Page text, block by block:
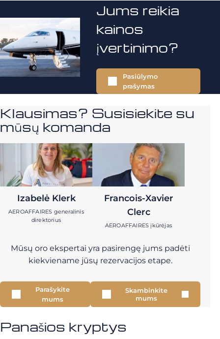
Jums reikia
kainos
įvertinimo?
Pasiūlymo
prašymas
Klausimas? Susisiekite su
mūsų komanda
Izabelė Klerk
AEROAFFAIRES generalinis
direktorius
Francois-Xavier
Clerc
AEROAFFAIRES įkūrėjas
Mūsų oro ekspertai yra pasirengę jums padėti
kiekviename jūsų rezervacijos etape.
Parašykite
mums
Skambinkite
mums
Panašios kryptys